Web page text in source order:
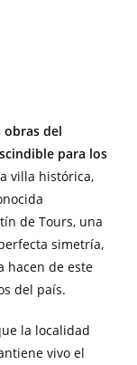
obras del
para los
villa histórica,
de Tours, una
simetría,
hacen de este
del país.
la localidad
vivo el